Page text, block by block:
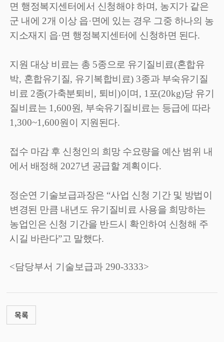
면 행정복지센터에서 신청해야 하며, 농지가 같은
군 내에 2개 이상 읍·면에 있는 경우 그중 하나의 농
지소재지 읍·면 행정복지센터에 신청하면 된다.
지원 대상 비료는 총 5종으로 유기질비료(혼합유
박, 혼합유기질, 유기복합비료) 3종과 부숙유기질
비료 2종(가축분퇴비, 퇴비)이며, 1 포(20kg)당 유기
질비료는 1,600원, 부숙유기질비료는 등급에 따라
1,300~1,600원이 지원된다.
접수 마감 후 신청인의 희망 수요량을 예산 범위 내
에서 배정해 2027년 공급할 계획이다.
정순연 기술보급과장은 “사업 신청 기간 및 방법이
변경된 만큼 내년도 유기질비료 사용을 희망하는
농업인은 신청 기간을 반드시 확인하여 신청해 주
시길 바란다”고 말했다.
<담당부서 기술보급과 290-3333>
목록